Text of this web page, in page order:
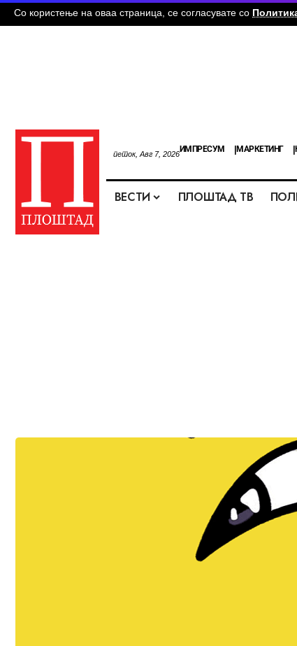
Со користење на оваа страница, се согласувате со
петок, Авг 7, 2026ИМПРЕСУМ МАРКЕТИНГ
ВЕСТИ ПЛОШТАД ТВ